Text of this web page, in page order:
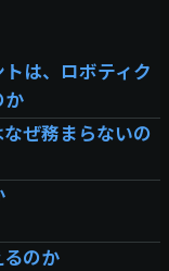
は、ロボティク
か
ぜ務まらないの
のか